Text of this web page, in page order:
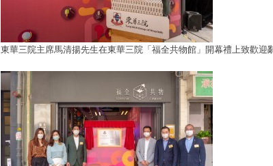
東華三院主席馬清揚先生在東華三院「福全共物館」開幕禮上致歡迎